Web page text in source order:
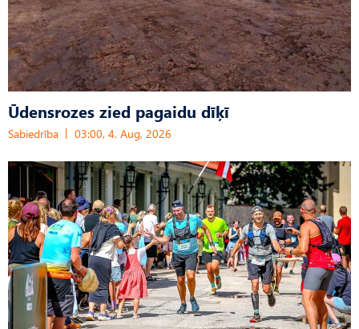
Ūdensrozes zied pagaidu dīķī
Sabiedrība 03:00, 4. Aug, 2026